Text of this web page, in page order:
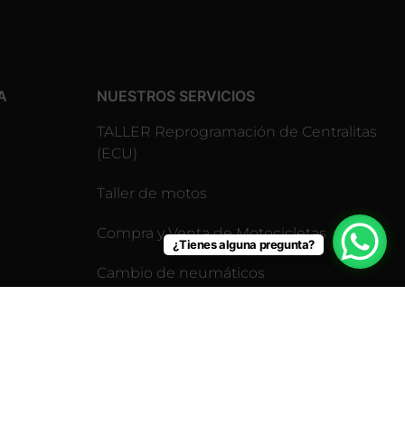
NUESTROS SERVICIOS
TALLER Reprogramación de Centralitas
(ECU)
Taller de motos
Compra y Venta de Motocicletas
Cambio de neumáticos
¿Tienes alguna pregunta?